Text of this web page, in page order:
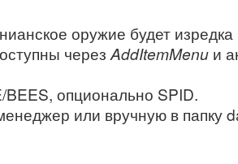
оружие будет
черезAddItemMenu и
BEES, опционально SPID.
или вручную в папку